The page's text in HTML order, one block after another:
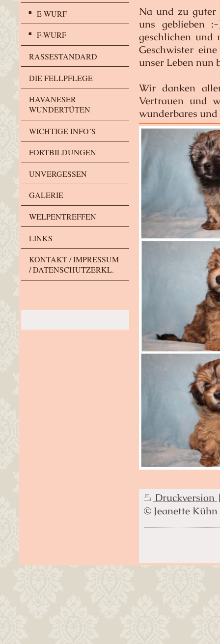
E-WURF
F-WURF
RASSESTANDARD
DIE FELLPFLEGE
HAVANESER
WUNDERTÜTEN
WICHTIGE INFO´S
FORTBILDUNGEN
UNVERGESSEN
GALERIE
WELPENTREFFEN
LINKS
KONTAKT / IMPRESSUM
/ DATENSCHUTZERKL.
Na und zu guter
uns geblieben
geschlichen und
Geschwister
unser Leben nun
Wir danken
Vertrauen und
wunderbares und
Druckversion
© Jeanette Kühn